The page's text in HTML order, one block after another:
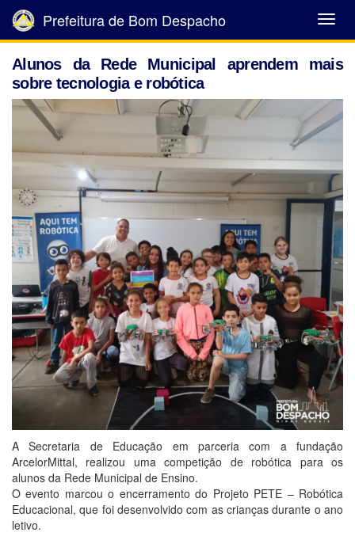
Abrir
Menu
Prefeitura de Bom Despacho
Alunos da Rede Municipal aprendem mais
sobre tecnologia e robótica
A Secretaria de Educação em parceria com a fundação
ArcelorMittal, realizou uma competição de robótica para os
alunos da Rede Municipal de Ensino.
O evento marcou o encerramento do Projeto PETE – Robótica
Educacional, que foi desenvolvido com as crianças durante o ano
letivo.